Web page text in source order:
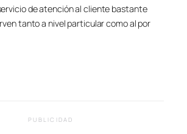
de atención al cliente bastante
tanto a nivel particular como al por
PUBLICIDAD